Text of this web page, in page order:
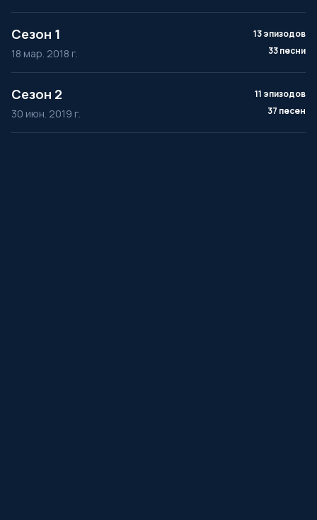
Сезон 1
18 мар. 2018 г.
13 эпизодов
33 песни
Сезон 2
30 июн. 2019 г.
11 эпизодов
37 песен